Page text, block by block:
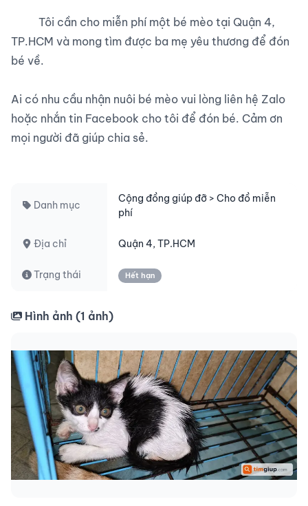
TP.HCM và mong tìm được ba mẹ yêu thương để đón
bé về.
Ai có nhu cầu nhận nuôi bé mèo vui lòng liên hệ Zalo
hoặc nhắn tin Facebook cho tôi để đón bé. Cảm ơn
mọi người đã giúp chia sẻ.
Danh mục
Cộng đồng giúp đỡ > Cho đồ miễn
phí
Địa chỉ Quận 4, TP.HCM
Trạng thái Hết hạn
Hình ảnh (1 ảnh)